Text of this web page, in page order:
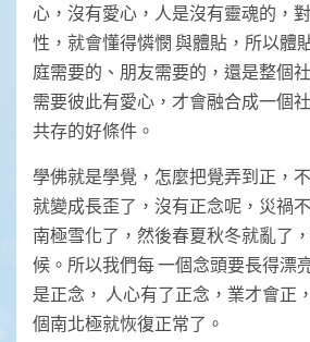
心，沒有愛心，人是沒有靈魂的，
性，就會懂得憐憫 與體貼，所以體
庭需要的、朋友需要的，還是整個
需要彼此有愛心，才會融合成一個
共存的好條件。
學佛就是學覺，怎麼把覺弄到正，
就變成長歪了，沒有正念呢，災禍
南極雪化了，然後春夏秋冬就亂了
候。所以我們每 一個念頭要長得漂
是正念， 人心有了正念，業才會正
個南北極就恢復正常了。